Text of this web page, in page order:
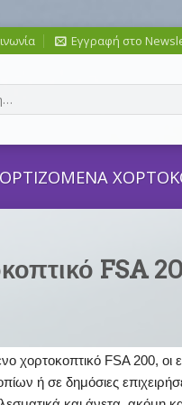
Εγγραφή στο
FSA
χορτοκοπτικό FSA 200, οι
ή σε δημόσιες